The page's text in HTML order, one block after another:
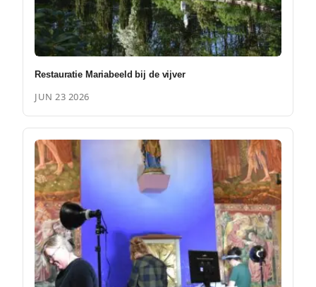
Restauratie Mariabeeld bij de vijver
JUN 23 2026